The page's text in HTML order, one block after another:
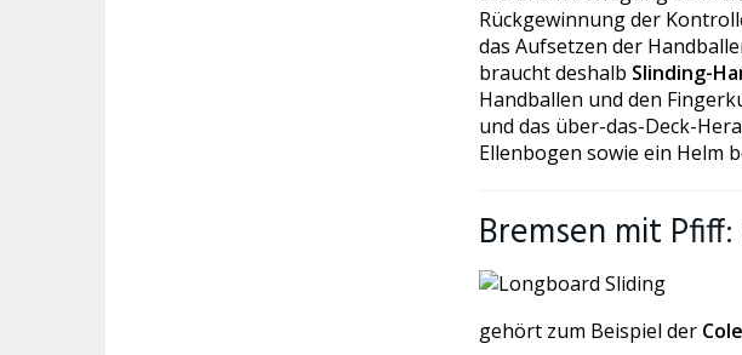
Rückgewinnung der
das Aufsetzen der
braucht deshalb Slinding-
Handballen und den
und das über-das-Deck-
Ellenbogen sowie ein Helm
Bremsen mit
gehört zum Beispiel der